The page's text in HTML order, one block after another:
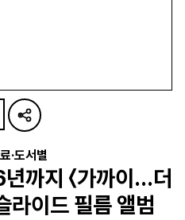
·도서별
까지 〈가까이...더
라이드 필름 앨범